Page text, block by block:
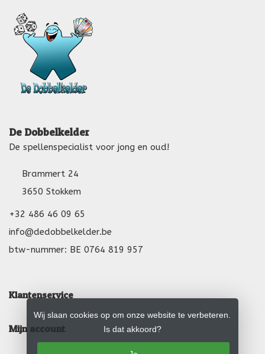
De Dobbelkelder
De spellenspecialist voor jong en oud!
Brammert 24
3650 Stokkem
+32 486 46 09 65
info@dedobbelkelder.be
btw-nummer: BE 0764 819 957
Klantenservice
Mijn account
Wij slaan cookies op om onze website te verbeteren.
Is dat akkoord?